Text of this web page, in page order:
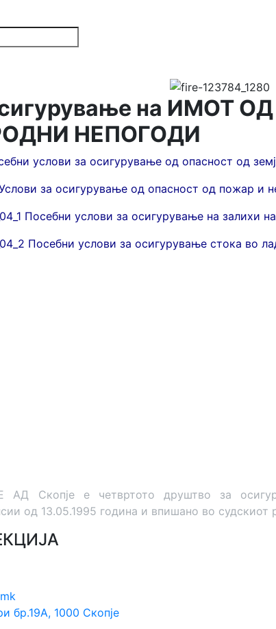
на ИМОТ
НЕПОГОДИ
услови за осигурување од опасност од
за осигурување од опасност од пожар и
Посебни услови за осигурување на залихи
Посебни услови за осигурување стока во
Скопје е четвртото друштво за
од 13.05.1995 година и впишано во судскиот
бр.19А, 1000 Скопје